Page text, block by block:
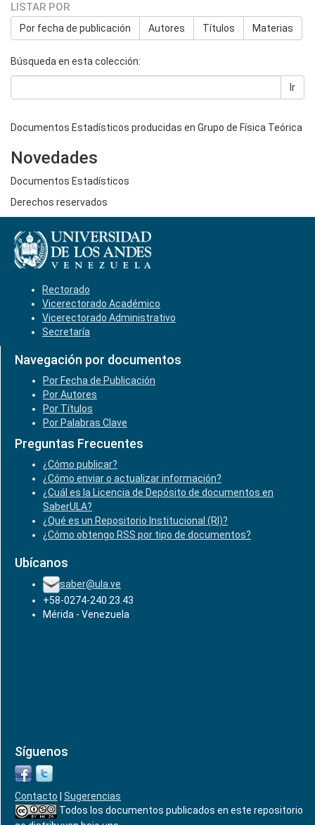
LISTAR POR
Por fecha de publicación Autores Títulos Materias
Búsqueda en esta colección:
Ir
Documentos Estadísticos producidas en Grupo de Física Teórica
Novedades
Documentos Estadísticos
Derechos reservados
Rectorado
Vicerectorado Académico
Vicerectorado Administrativo
Secretaría
Navegación por documentos
Por Fecha de Publicación
Por Autores
Por Títulos
Por Palabras Clave
Preguntas Frecuentes
¿Cómo publicar?
¿Cómo enviar o actualizar información?
¿Cuál es la Licencia de Depósito de documentos en
SaberULA?
¿Qué es un Repositorio Institucional (RI)?
¿Cómo obtengo RSS por tipo de documentos?
Ubícanos
saber@ula.ve
+58-0274-240.23.43
Mérida - Venezuela
Síguenos
Contacto
Sugerencias
Todos los documentos publicados en este repositorio